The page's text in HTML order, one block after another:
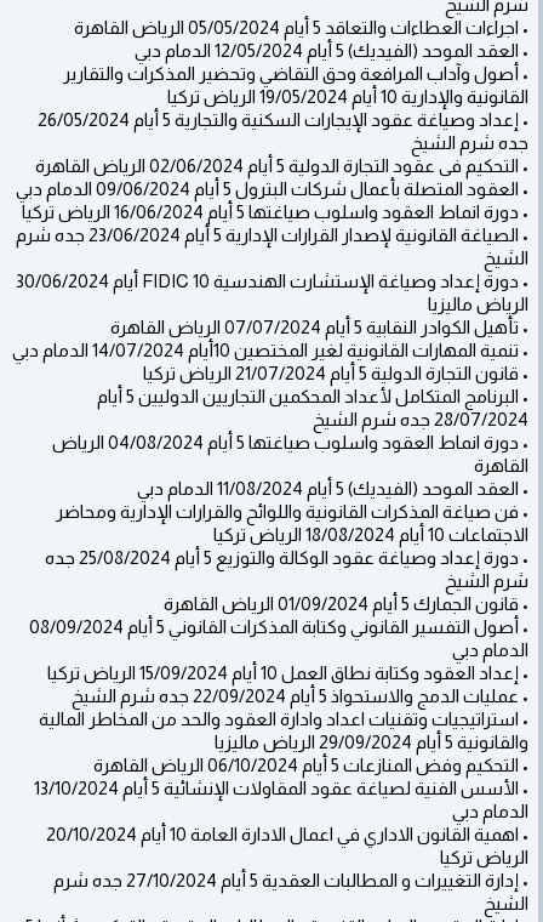
شرم الشيخ
• اجراءات العطاءات والتعاقد 5 أيام 05/05/2024 الرياض القاهرة
• العقد الموحد (الفيديك) 5 أيام 12/05/2024 الدمام دبي
• أصول وآداب المرافعة وحق التقاضي وتحضير المذكرات والتقارير
القانونية والإدارية 10 أيام 19/05/2024 الرياض تركيا
• إعداد وصياغة عقود الإيجارات السكنية والتجارية 5 أيام 26/05/2024
جده شرم الشيخ
• التحكيم فى عقود التجارة الدولية 5 أيام 02/06/2024 الرياض القاهرة
• العقود المتصلة بأعمال شركات البترول 5 أيام 09/06/2024 الدمام دبي
• دورة انماط العقود واسلوب صياغتها 5 أيام 16/06/2024 الرياض تركيا
• الصياغة القانونية لإصدار القرارات الإدارية 5 أيام 23/06/2024 جده شرم
الشيخ
• دورة إعداد وصياغة الإستشارت الهندسية FIDIC 10 أيام 30/06/2024
الرياض ماليزيا
• تأهيل الكوادر النقابية 5 أيام 07/07/2024 الرياض القاهرة
• تنمية المهارات القانونية لغير المختصين 10أيام 14/07/2024 الدمام دبي
• قانون التجارة الدولية 5 أيام 21/07/2024 الرياض تركيا
• البرنامج المتكامل لأعداد المحكمين التجاريين الدوليين 5 أيام
28/07/2024 جده شرم الشيخ
• دورة انماط العقود واسلوب صياغتها 5 أيام 04/08/2024 الرياض
القاهرة
• العقد الموحد (الفيديك) 5 أيام 11/08/2024 الدمام دبي
• فن صياغة المذكرات القانونية واللوائح والقرارات الإدارية ومحاضر
الاجتماعات 10 أيام 18/08/2024 الرياض تركيا
• دورة إعداد وصياغة عقود الوكالة والتوزيع 5 أيام 25/08/2024 جده
شرم الشيخ
• قانون الجمارك 5 أيام 01/09/2024 الرياض القاهرة
• أصول التفسير القانوني وكتابة المذكرات القانوني 5 أيام 08/09/2024
الدمام دبي
• إعداد العقود وكتابة نطاق العمل 10 أيام 15/09/2024 الرياض تركيا
• عمليات الدمج والاستحواذ 5 أيام 22/09/2024 جده شرم الشيخ
• استراتيجيات وتقنيات اعداد وادارة العقود والحد من المخاطر المالية
والقانونية 5 أيام 29/09/2024 الرياض ماليزيا
• التحكيم وفض المنازعات 5 أيام 06/10/2024 الرياض القاهرة
• الأسس الفنية لصياغة عقود المقاولات الإنشائية 5 أيام 13/10/2024
الدمام دبي
• اهمية القانون الاداري في اعمال الادارة العامة 10 أيام 20/10/2024
الرياض تركيا
• إدارة التغييرات و المطالبات العقدية 5 أيام 27/10/2024 جده شرم
الشيخ